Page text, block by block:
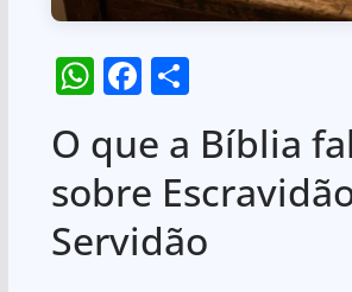
W
h
at
s
A
p
F
a
c
e
b
o
S
ar
e
O que a Bíblia
sobre
Servidão